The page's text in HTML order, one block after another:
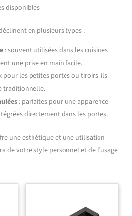
disponibles
en plusieurs types :
: souvent utilisées dans les cuisines
une prise en main facile.
pour les petites portes ou tiroirs, ils
traditionnelle.
: parfaites pour une apparence
directement dans les portes.
une esthétique et une utilisation
de votre style personnel et de l’usage